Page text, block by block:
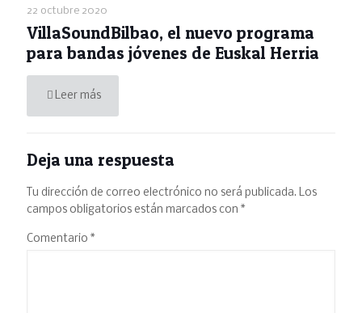
22 octubre 2020
VillaSoundBilbao, el nuevo programa
para bandas jóvenes de Euskal Herria
Leer más
Deja una respuesta
Tu dirección de correo electrónico no será publicada. Los
campos obligatorios están marcados con *
Comentario *